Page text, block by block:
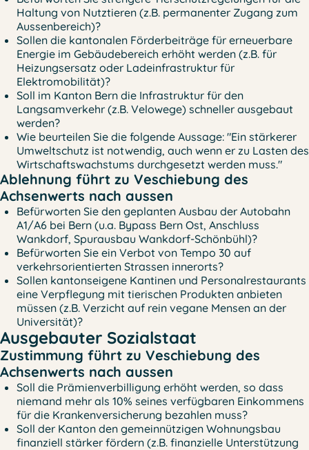
Haltung von Nutztieren (z.B. permanenter Zugang zum
Aussenbereich)?
Sollen die kantonalen Förderbeiträge für erneuerbare
Energie im Gebäudebereich erhöht werden (z.B. für
Heizungsersatz oder Ladeinfrastruktur für
Elektromobilität)?
Soll im Kanton Bern die Infrastruktur für den
Langsamverkehr (z.B. Velowege) schneller ausgebaut
werden?
Wie beurteilen Sie die folgende Aussage: "Ein stärkerer
Umweltschutz ist notwendig, auch wenn er zu Lasten des
Wirtschaftswachstums durchgesetzt werden muss."
Ablehnung führt zu Veschiebung des
Achsenwerts nach aussen
Befürworten Sie den geplanten Ausbau der Autobahn
A1/A6 bei Bern (u.a. Bypass Bern Ost, Anschluss
Wankdorf, Spurausbau Wankdorf-Schönbühl)?
Befürworten Sie ein Verbot von Tempo 30 auf
verkehrsorientierten Strassen innerorts?
Sollen kantonseigene Kantinen und Personalrestaurants
eine Verpflegung mit tierischen Produkten anbieten
müssen (z.B. Verzicht auf rein vegane Mensen an der
Universität)?
Ausgebauter Sozialstaat
Zustimmung führt zu Veschiebung des
Achsenwerts nach aussen
Soll die Prämienverbilligung erhöht werden, so dass
niemand mehr als 10% seines verfügbaren Einkommens
für die Krankenversicherung bezahlen muss?
Soll der Kanton den gemeinnützigen Wohnungsbau
finanziell stärker fördern (z.B. finanzielle Unterstützung